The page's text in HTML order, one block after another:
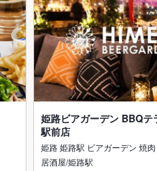
姫路ビアガーデン BBQテ
駅前店
姫路 姫路駅 ビアガーデン 焼
居酒屋/姫路駅